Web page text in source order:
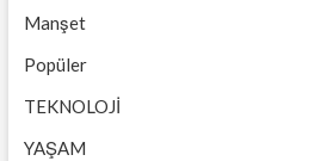
Manşet
Popüler
TEKNOLOJİ
YAŞAM